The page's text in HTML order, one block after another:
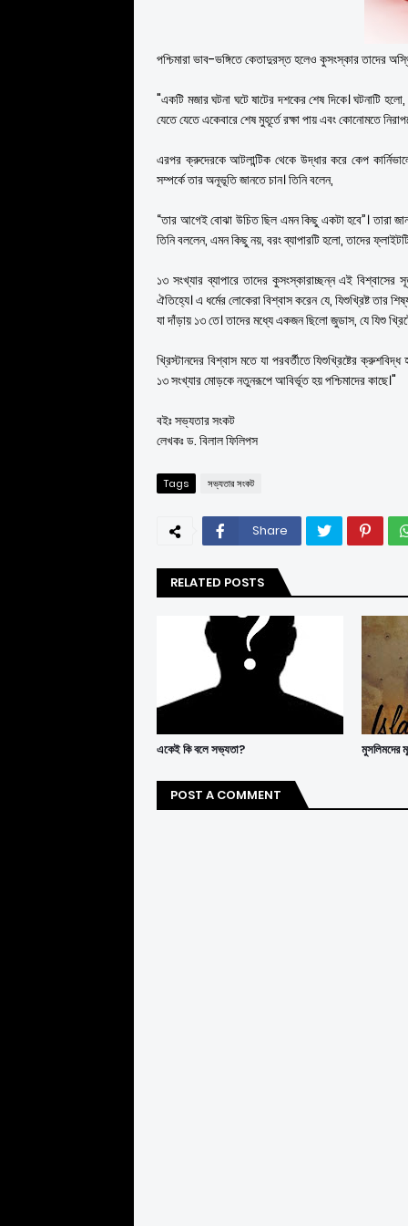
পশ্চিমারা ভাব-ভঙ্গিতে কেতাদুরস্ত হলেও কুসংস্কার তাদের
"একটি মজার ঘটনা ঘটে ষাটের দশকের শেষ দিকে। ঘটনাটি
যেতে যেতে একেবারে শেষ মুহূর্তে রক্ষা পায় এবং কোনোমতে
এরপর ক্রুদেরকে আটলান্টিক থেকে উদ্ধার করে কেপ
সম্পর্কে তার অনূভূতি জানতে চান। তিনি বলেন,
“তার আগেই বোঝা উচিত ছিল এমন কিছু একটা হবে”। তারা
তিনি বললেন, এমন কিছু নয়, বরং ব্যাপারটি হলো, তাদের
১৩ সংখ্যার ব্যাপারে তাদের কুসংস্কারাচ্ছন্ন এই
ঐতিহ্যে। এ ধর্মের লোকেরা বিশ্বাস করেন যে, যিশুখ্রিষ্ট তার
যা দাঁড়ায় ১৩ তে। তাদের মধ্যে একজন ছিলো জুডাস, যে যিশু
খ্রিস্টানদের বিশ্বাস মতে যা পরবর্তীতে যিশুখ্রিষ্টের
১৩ সংখ্যার মোড়কে নতুনরূপে আবির্ভূত হয় পশ্চিমাদের কাছে।"
বইঃ সভ্যতার সংকট
লেখকঃ ড. বিলাল ফিলিপস
Tags সভ্যতার সংকট
Share
RELATED POSTS
একেই কি বলে সভ্যতা? মুসলিমদের
POST A COMMENT